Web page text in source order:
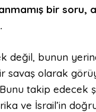
bir
değil, bunun
savaş olarak
takip edecek
ve İsrail’in